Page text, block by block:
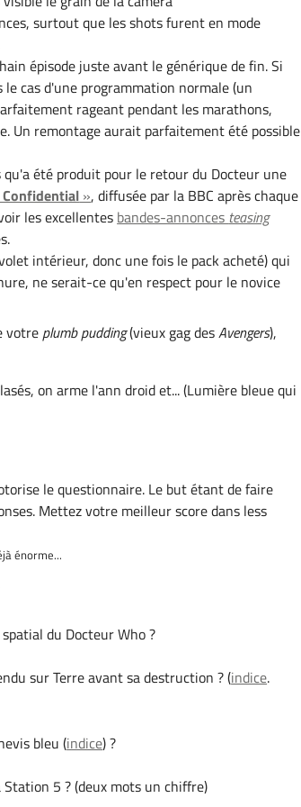
surtout que les shots furent en mode
épisode juste avant le générique de fin. Si
cas d'une programmation normale (un
rageant pendant les marathons,
Un remontage aurait parfaitement été possible
qu'a été produit pour le retour du Docteur une
», diffusée par la BBC après chaque
les excellentes bandes-annonces teasing
intérieur, donc une fois le pack acheté) qui
ne serait-ce qu'en respect pour le novice
votre plumb pudding(vieux gag desAvengers),
on arme l'ann droid et... (Lumière bleue qui
le questionnaire. Le but étant de faire
Mettez votre meilleur score dans less
énorme...
du Docteur Who ?
sur Terre avant sa destruction ? (indice.
bleu (indice) ?
5 ? (deux mots un chiffre)